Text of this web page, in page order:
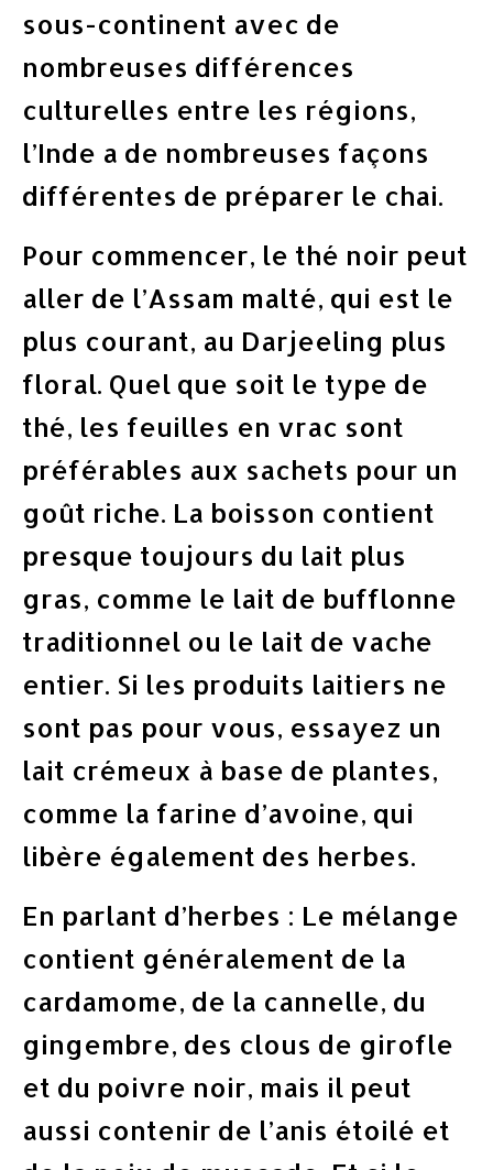
sous-continent avec de
nombreuses différences
culturelles entre les régions,
l’Inde a de nombreuses façons
différentes de préparer le chai.
Pour commencer, le thé noir peut
aller de l’Assam malté, qui est le
plus courant, au Darjeeling plus
floral. Quel que soit le type de
thé, les feuilles en vrac sont
préférables aux sachets pour un
goût riche. La boisson contient
presque toujours du lait plus
gras, comme le lait de bufflonne
traditionnel ou le lait de vache
entier. Si les produits laitiers ne
sont pas pour vous, essayez un
lait crémeux à base de plantes,
comme la farine d’avoine, qui
libère également des herbes.
En parlant d’herbes : Le mélange
contient généralement de la
cardamome, de la cannelle, du
gingembre, des clous de girofle
et du poivre noir, mais il peut
aussi contenir de l’anis étoilé et